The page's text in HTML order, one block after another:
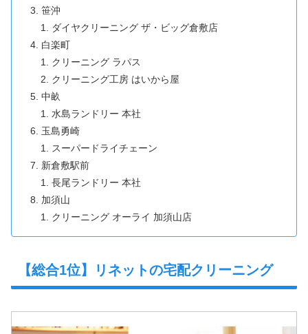
笹沖
ダイヤクリーニング ザ・ビッグ倉敷店
白楽町
クリーニング ラパス
クリーニング工房 はいから屋
中畝
水島ランドリー 本社
玉島勇崎
スーパードライチェーン
新倉敷駅前
長尾ランドリー 本社
加須山
クリーニング オーライ 加須山店
【総合1位】リネットの宅配クリーニング